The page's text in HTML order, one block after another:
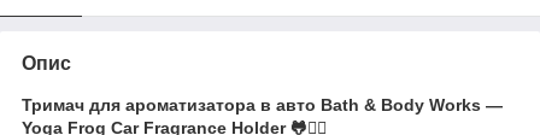
Опис
Тримач для ароматизатора в авто Bath & Body Works —
Yoga Frog Car Fragrance Holder 🐸🧘‍♂️